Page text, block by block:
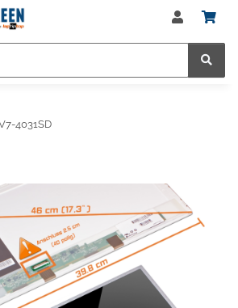
4031SD